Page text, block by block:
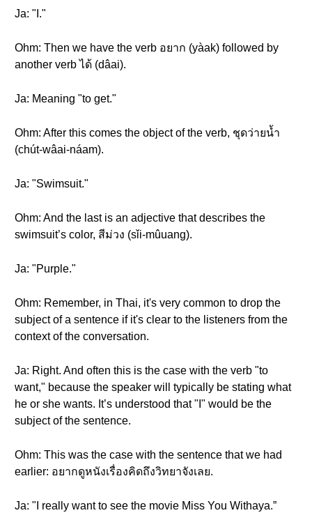
Ja: "I."
Ohm: Then we have the verb อยาก (yàak) followed by
another verb ได้ (dâai).
Ja: Meaning "to get."
Ohm: After this comes the object of the verb, ชุดว่ายน้ำ
(chút-wâai-náam).
Ja: "Swimsuit."
Ohm: And the last is an adjective that describes the
swimsuit’s color, สีม่วง (sǐi-mûuang).
Ja: "Purple."
Ohm: Remember, in Thai, it's very common to drop the
subject of a sentence if it's clear to the listeners from the
context of the conversation.
Ja: Right. And often this is the case with the verb "to
want," because the speaker will typically be stating what
he or she wants. It’s understood that "I" would be the
subject of the sentence.
Ohm: This was the case with the sentence that we had
earlier: อยากดูหนังเรื่องคิดถึงวิทยาจังเลย.
Ja: "I really want to see the movie Miss You Withaya.”